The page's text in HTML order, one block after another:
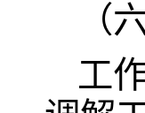
（
工